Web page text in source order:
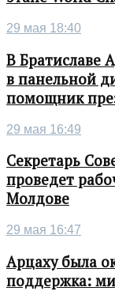
29 мая 18:40
В Братиславе
в панельной
помощник
29 мая 16:49
Секретарь
проведет
Молдове
29 мая 16:47
Арцаху была
поддержка: